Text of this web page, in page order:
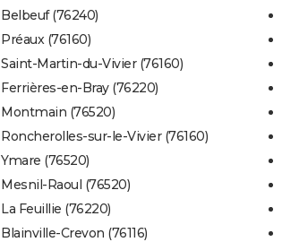
Belbeuf (76240)
Préaux (76160)
Saint-Martin-du-Vivier (76160)
Ferrières-en-Bray (76220)
Montmain (76520)
Roncherolles-sur-le-Vivier (76160)
Ymare (76520)
Mesnil-Raoul (76520)
La Feuillie (76220)
Blainville-Crevon (76116)